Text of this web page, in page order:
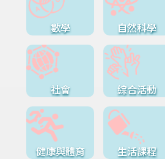
數學 自然科學
社會 綜合活動
健康與體育 生活課程